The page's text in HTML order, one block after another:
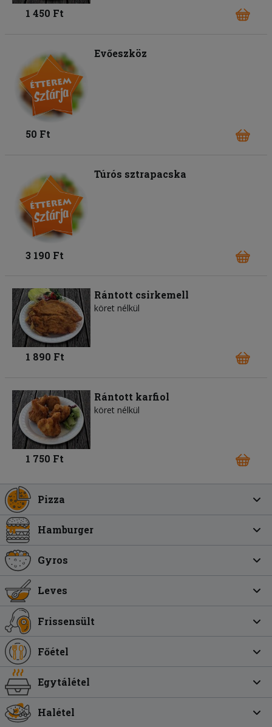
1 450 Ft
Evőeszköz
50 Ft
Túrós sztrapacska
3 190 Ft
Rántott csirkemell
köret nélkül
1 890 Ft
Rántott karfiol
köret nélkül
1 750 Ft
Pizza
Hamburger
Gyros
Leves
Frissensült
Főétel
Egytálétel
Halétel